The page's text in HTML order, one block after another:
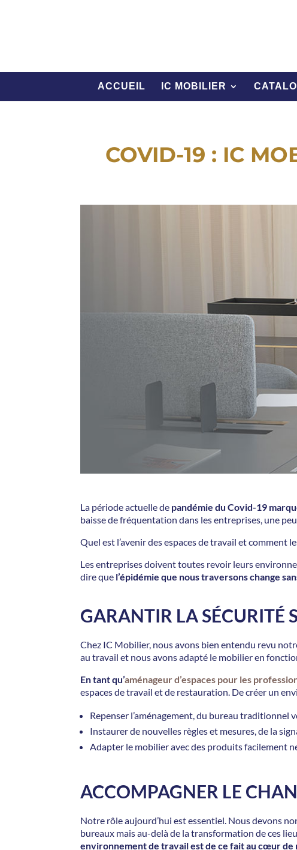
ACCUEIL IC MOBILIER
COVID-19 : IC
La période actuelle de pandémie du Covid-19
baisse de fréquentation dans les entreprises, une
Quel est l’avenir des espaces de travail et comment
Les entreprises doivent toutes revoir leurs
dire que l’épidémie que nous traversons change
GARANTIR LA SÉCURITÉ
Chez IC Mobilier, nous avons bien entendu revu
au travail et nous avons adapté le mobilier en
En tant qu’aménageur d’espaces pour les
espaces de travail et de restauration. De créer un
Repenser l’aménagement, du bureau traditionnel
Instaurer de nouvelles règles et mesures, de la
Adapter le mobilier avec des produits facilement
ACCOMPAGNER LE
Notre rôle aujourd’hui est essentiel. Nous devons
bureaux mais au-delà de la transformation de ces
environnement de travail est de ce fait au cœur de